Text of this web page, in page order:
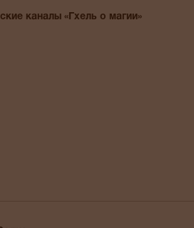
каналы «Гхель о магии»